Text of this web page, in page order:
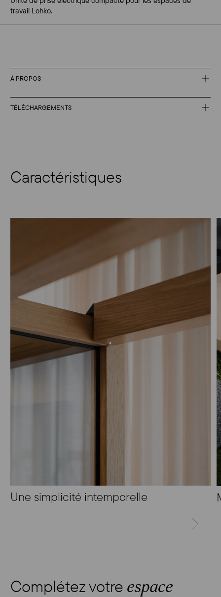
travail Lohko.
À PROPOS
TÉLÉCHARGEMENTS
Caractéristiques
Une simplicité intemporelle
SUIVANT
Complétez votre espace